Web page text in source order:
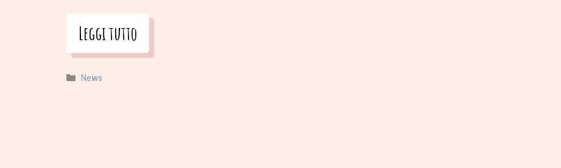
Leggi tutto
Categorie
News